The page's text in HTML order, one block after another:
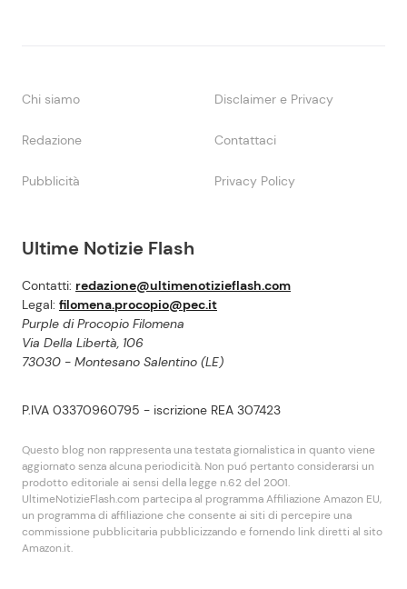
Ultime Notizie Flash
Contatti: redazione@ultimenotizieflash.com
Legal: filomena.procopio@pec.it
Purple di Procopio Filomena
Via Della Libertà, 106
73030 - Montesano Salentino (LE)
P.IVA 03370960795 - iscrizione REA 307423
Questo blog non rappresenta una testata giornalistica in quanto viene
aggiornato senza alcuna periodicità. Non puó pertanto considerarsi un
prodotto editoriale ai sensi della legge n.62 del 2001.
UltimeNotizieFlash.com partecipa al programma Affiliazione Amazon EU,
un programma di affiliazione che consente ai siti di percepire una
commissione pubblicitaria pubblicizzando e fornendo link diretti al sito
Amazon.it.
Chi siamo Disclaimer e Privacy
Redazione Contattaci
Pubblicità Privacy Policy